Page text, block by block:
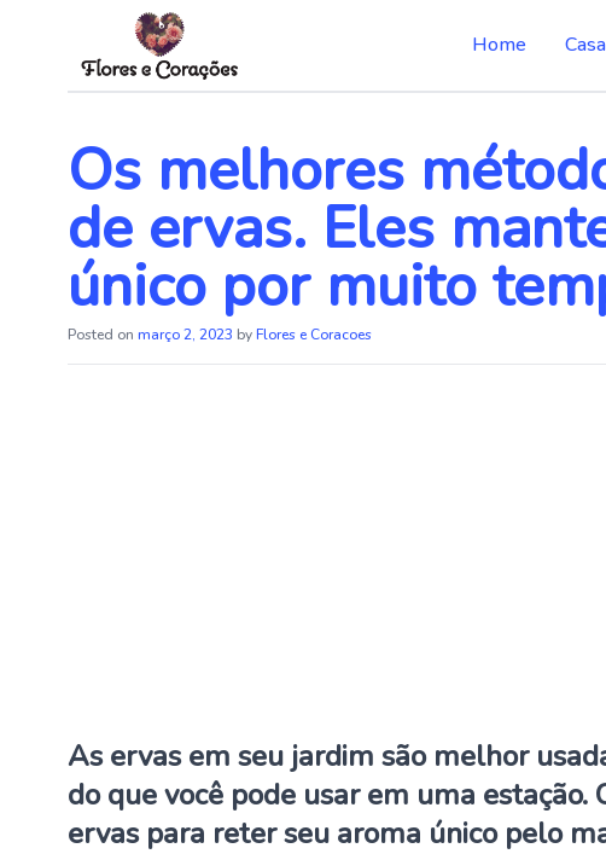
Skip
to
content
Home
Os melhores
de ervas. Eles
único por muito
Posted on março 2, 2023 byFlores e Coracoes
As ervas em seu jardim são melhor
do que você pode usar em uma estação.
ervas para reter seu aroma único pelo